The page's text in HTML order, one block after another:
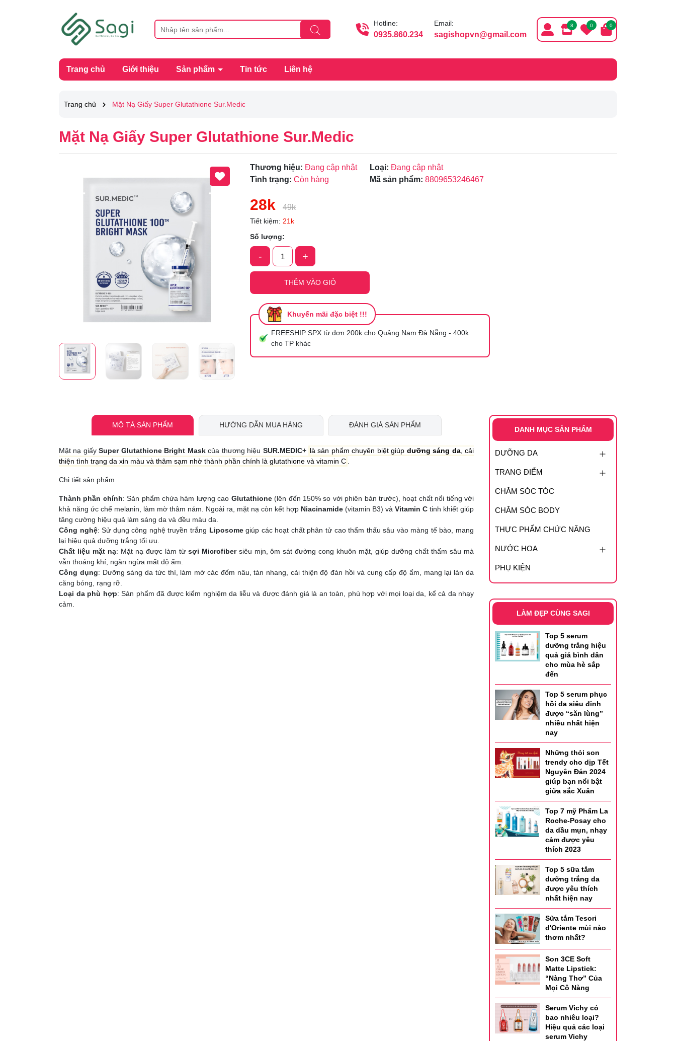
Hotline:
0935.860.234
Email:
sagishopvn@gmail.com
8 0 0
Trang chủ Giới thiệu Sản phẩm Tin tức Liên hệ
Trang chủ Mặt Nạ Giấy Super Glutathione Sur.Medic
Mặt Nạ Giấy Super Glutathione Sur.Medic
Thương hiệu: Đang cập nhật Loại: Đang cập nhật
Tình trạng: Còn hàng Mã sản phẩm: 8809653246467
28k 49k
Tiết kiệm: 21k
Số lượng:
- +
THÊM VÀO GIỎ
Khuyến mãi đặc biệt !!!
FREESHIP SPX từ đơn 200k cho Quảng Nam Đà Nẵng - 400k
cho TP khác
Điều kiện:
MÔ TẢ SẢN PHẨM HƯỚNG DẪN MUA HÀNG ĐÁNH GIÁ SẢN PHẨM
Mặt nạ giấySuper Glutathione Bright Maskcủa thương hiệu SUR.MEDIC+ là sản phẩm chuyên biệt giúp dưỡng sáng da, cải
thiện tình trạng da xỉn màu và thâm sạm nhờ thành phần chính là glutathione và vitamin C
Chi tiết sản phẩm
Thành phần chính: Sản phẩm chứa hàm lượng cao Glutathione(lên đến 150% so với phiên bản trước), hoạt chất nổi tiếng với
khả năng ức chế melanin, làm mờ thâm nám. Ngoài ra, mặt nạ còn kết hợp Niacinamide (vitamin B3) và Vitamin C tinh khiết giúp
tăng cường hiệu quả làm sáng da và đều màu da.
Công nghệ: Sử dụng công nghệ truyền trắng Liposomegiúp các hoạt chất phân tử cao thẩm thấu sâu vào màng tế bào, mang
lại hiệu quả dưỡng trắng tối ưu.
Chất liệu mặt nạ: Mặt nạ được làm từ sợi Microfibersiêu mịn, ôm sát đường cong khuôn mặt, giúp dưỡng chất thấm sâu mà
vẫn thoáng khí, ngăn ngừa mất độ ẩm.
Công dụng: Dưỡng sáng da tức thì, làm mờ các đốm nâu, tàn nhang, cải thiện độ đàn hồi và cung cấp độ ẩm, mang lại làn da
căng bóng, rạng rỡ.
Loại da phù hợp: Sản phẩm đã được kiểm nghiệm da liễu và được đánh giá là an toàn, phù hợp với mọi loại da, kể cả da nhạy
cảm.
DANH MỤC SẢN PHẨM
DƯỠNG DA
TRANG ĐIỂM
CHĂM SÓC TÓC
CHĂM SÓC BODY
THỰC PHẨM CHỨC NĂNG
NƯỚC HOA
PHỤ KIỆN
LÀM ĐẸP CÙNG SAGI
Top 5 serum
dưỡng trắng hiệu
quả giá bình dân
cho mùa hè sắp
đến
Top 5 serum phục
hồi da siêu đỉnh
được “săn lùng”
nhiều nhất hiện
nay
Những thỏi son
trendy cho dịp Tết
Nguyên Đán 2024
giúp bạn nổi bật
giữa sắc Xuân
Top 7 mỹ Phẩm La
Roche-Posay cho
da dầu mụn, nhạy
cảm được yêu
thích 2023
Top 5 sữa tắm
dưỡng trắng da
được yêu thích
nhất hiện nay
Sữa tắm Tesori
d'Oriente mùi nào
thơm nhất?
Son 3CE Soft
Matte Lipstick:
“Nàng Thơ” Của
Mọi Cô Nàng
Serum Vichy có
bao nhiêu loại?
Hiệu quả các loại
serum Vichy